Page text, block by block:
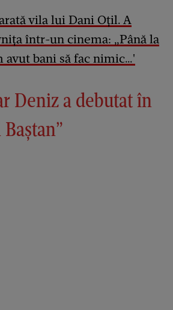
vila lui Dani Oțil. A
într-un cinema: „Până la
avut bani să fac nimic…'
Deniz a debutat în